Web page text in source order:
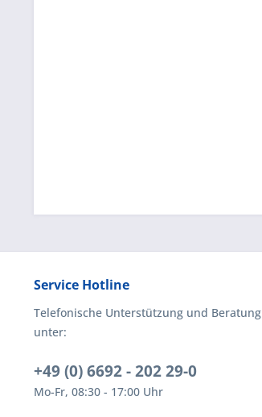
Service Hotline
Telefonische Unterstützung und Beratung
unter:
+49 (0) 6692 - 202 29-0
Mo-Fr, 08:30 - 17:00 Uhr